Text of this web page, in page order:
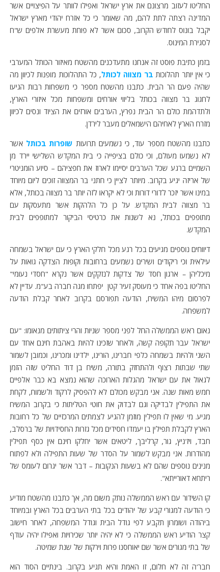
החליטו לעזוב מרצונם את ארץ ישראל ואפילו לוותר על הפיצויים אשר
המדינה רצתה לתת להם, מה שאומר כי כל אזרח יהודי מארץ ישראל
יקבל בונוס לחודש הקרוב, סכום אשר לא פוחת מעשרת אלפים ש"ח
לסגירת המינוס.
בזמן כתיבת פוסט זה אנחנו מתעדכנים מהשטח מאיזור הכותל המערבי
כי אין יותר תהלוכות בר מצווה לכותל, כל התהלוכות מופנות לכיוון מה
שהיה פעם הר הבית. כתבנו מהשטח מספר כי משפחות רבות הגיעו
לחגוג בר מצווה בכותל בליווי אורחים ומשפחות מכל איזורי הארץ,
ולתדהמת כולם הר הבית נפרץ, הערבים אורזים את הציוד ונסים לכיוון
מזרח הארץ לאחיהם הישמאלים מעבר לירדן.
כתבנו מהשטח מספר עוד, כי נשמעים תרועות שופרות בכותל אשר
לא נשמעו מעולם, וכי כולם בציפייה כי בית המקדש השלישי יירד מן
השמיים ברגע שכל הערבים יסיימו לארוז את חפציהם – סיוע הומניטרי
של אריזה יגיע בקרוב. מיותר לציין כי חתני בר המצווה זוכים ליום מיוחד
במינו אשר יזכר לדורי דורות וכי לא יקראו לזה יותר בר מצווה בכותל, אלא
בר מצווה לבית המקדש. על כן כל הלהקות אשר מתעסקות עם
מתופפים בכותל, נא לשנות את כרטיסי הביקור למתופפים לבית
המקדש.
דיווחים נוספים מגיעים בכל רגע מכל חלקי הארץ כי עם ישראל בשמחה
עילאית וכי ריקודים ושירים נשמעים ברחובות וקופות הצדקה גואות על
מיכליהן – ארגון חסד של צדקות לנזקקים אשר נקרא "חסדי נעומי"
החליטו בפה אחד כי מעוסק זעיר קטן יפתחו מגה חברה בע"מ. עדיין לא
לפרסום מיהו המשיח, הודעה תפורסם בקרוב לאחר קבלת הודעה
למשפחה.
נאום ראש הממשלה החל לפני מספר שניות והרי ציתותים מנאומו: "עם
ישראל עבר תקופה קשה, ולאחר שזכינו להיות באהבת חינם אחד עם
השני ולהיות בשמחה כלפי חברינו, הורינו, ילדינו ומכרינו, וכמובן לשמור
שתי שבתות רצוף ולהתחזק בתורה, משיח בן דוד החליט שזה הזמן
לגאול את עם ישראל מהגלות הארוכה שהוא נמצא בא כבר אלפיים
חמש מאות שנה. אני מבקש מכולם לא להפסיק לרקוד ולשמוח, לקחת
את התפילין לבדיקה וגם לבדוק את חוטי הטליתות כי בקרוב המשיח
מגיע. מי שאין לו תפילין מוזמן להגיע לצמתים המרכזיים של כל רחובות
הארץ לקבלת תפילין בו יעמדו חסידים מכל גזרות החסידויות של ברסלב,
חבד, ויז'ניץ, גור, קרליבך, ליטאים אשר יחלקו חינם אין כסף תפילין
מהודרות. אני מבקש לשמור על הסדר של שעות התפילה ולא לפתוח
מנינים נוספים שהם לא בשעות הנקובות – דבר אשר יגרום לעומס של
ריתחא דאורייתא".
קו השידור עם ראש הממשלה נותק משום מה, אך כתבנו מהשטח מודיע
כי הודעה למגורי קבע של יהודים בכל בתי הערבים בכל הארץ ובמיוחד
ביהודה ושומרון תקבע לפי גודל הבית וגודל המשפחה, לאחר חישוב
קצר הודיע ראש הממשלה כי לא יהיה יותר שכירויות ואפילו יהיה עודף
של בתי מגורים אשר שם יאוחסנו פרות וירקות של שנת שמיטה.
חבר'ה זה לא חלום, זו האמת והיא תגיע בקרוב. בינתיים הסוד הוא